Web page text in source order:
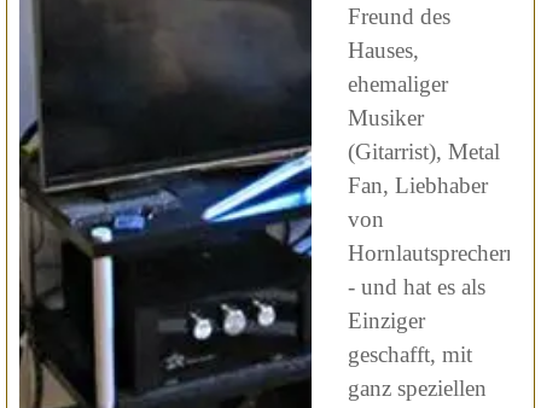
Freund des
Hauses,
ehemaliger
Musiker
(Gitarrist), Metal
Fan, Liebhaber
von
Hornlautsprechern
- und hat es als
Einziger
geschafft, mit
ganz speziellen